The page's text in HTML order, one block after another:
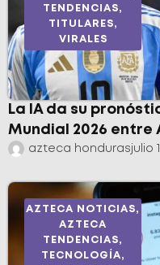
TENDENCIAS,
TITULARES,
VIRALES
La IA da su
Mundial 2026 entre
azteca hondurasjulio
AZTECA NOTICIAS,
AZTECA
TENDENCIAS,
TECNOLOGÍA,